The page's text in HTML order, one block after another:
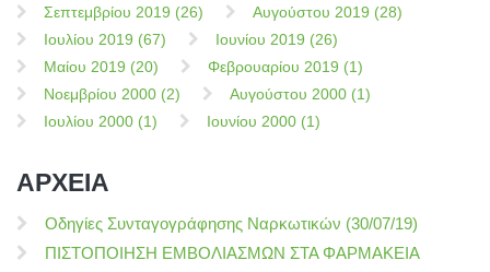
Σεπτεμβρίου 2019 (26)
Αυγούστου 2019 (28)
Ιουλίου 2019 (67)
Ιουνίου 2019 (26)
Μαίου 2019 (20)
Φεβρουαρίου 2019 (1)
Νοεμβρίου 2000 (2)
Αυγούστου 2000 (1)
Ιουλίου 2000 (1)
Ιουνίου 2000 (1)
ΑΡΧΕΙΑ
Οδηγίες Συνταγογράφησης Ναρκωτικών (30/07/19)
ΠΙΣΤΟΠΟΙΗΣΗ ΕΜΒΟΛΙΑΣΜΩΝ ΣΤΑ ΦΑΡΜΑΚΕΙΑ